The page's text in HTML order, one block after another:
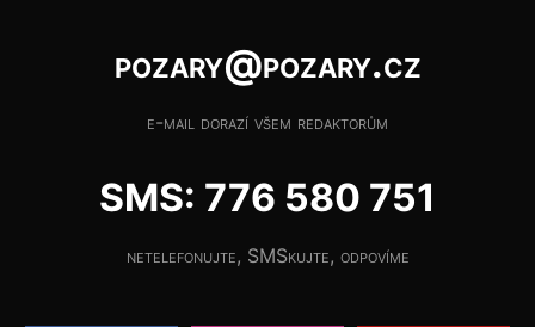
pozary@pozary.cz
e-mail dorazí všem redaktorům
SMS: 776 580 751
netelefonujte, SMSkujte, odpovíme